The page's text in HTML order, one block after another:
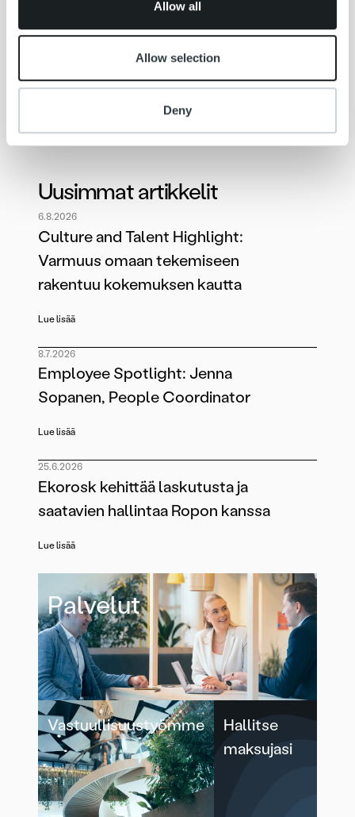
Allow all
Allow selection
Deny
kuluttajaperinnässäjaSuomen Perimistoimistojen
Liiton vastuullisen perinnän pelisääntöihin
Rakennamme yhdessä alan parhaita käytäntöjä.
Uusimmat artikkelit
6.8.2026
Culture and Talent Highlight:
Varmuus omaan tekemiseen
rakentuu kokemuksen kautta
Lue lisää
8.7.2026
Employee Spotlight: Jenna
Sopanen, People Coordinator
Lue lisää
25.6.2026
Ekorosk kehittää laskutusta ja
saatavien hallintaa Ropon kanssa
Lue lisää
Palvelut
Vastuullisuustyömme
Hallitse
maksujasi